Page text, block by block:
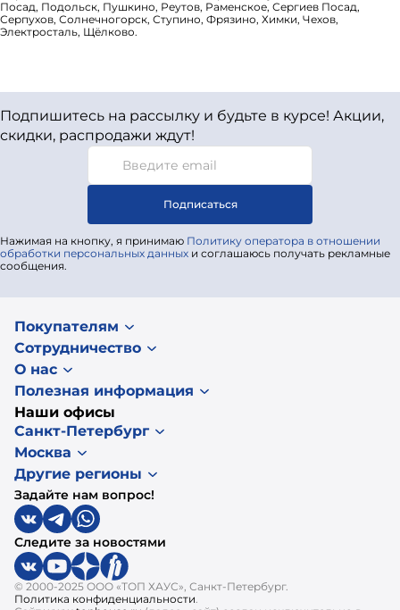
Посад, Подольск, Пушкино, Реутов, Раменское, Сергиев Посад,
Серпухов, Солнечногорск, Ступино, Фрязино, Химки, Чехов,
Электросталь, Щёлково.
Подпишитесь на рассылку и будьте в курсе! Акции,
скидки, распродажи ждут!
Подписаться
Нажимая на кнопку, я принимаю Политику оператора в отношении
обработки персональных данных и соглашаюсь получать рекламные
сообщения.
Покупателям
Сотрудничество
О нас
Полезная информация
Наши офисы
Санкт-Петербург
Москва
Другие регионы
Задайте нам вопрос!
Следите за новостями
© 2000-2025 ООО «ТОП ХАУС», Санкт-Петербург.
Политика конфиденциальности